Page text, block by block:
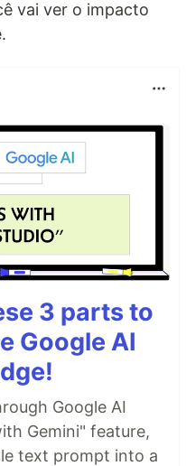
vai ver o impacto
3 parts to
Google AI
Google AI
Gemini" feature,
text prompt into a